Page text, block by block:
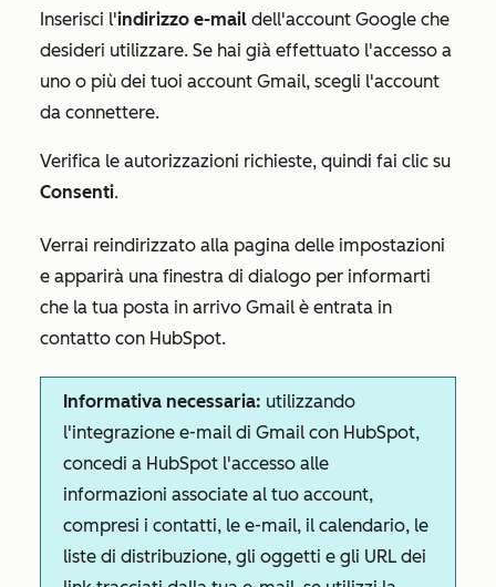
Inserisci l'indirizzo e-mail dell'account Google che
desideri utilizzare. Se hai già effettuato l'accesso a
uno o più dei tuoi account Gmail, scegli l'account
da connettere.
Verifica le autorizzazioni richieste, quindi fai clic su
Consenti.
Verrai reindirizzato alla pagina delle impostazioni
e apparirà una finestra di dialogo per informarti
che la tua posta in arrivo Gmail è entrata in
contatto con HubSpot.
Informativa necessaria: utilizzando
l'integrazione e-mail di Gmail con HubSpot,
concedi a HubSpot l'accesso alle
informazioni associate al tuo account,
compresi i contatti, le e-mail, il calendario, le
liste di distribuzione, gli oggetti e gli URL dei